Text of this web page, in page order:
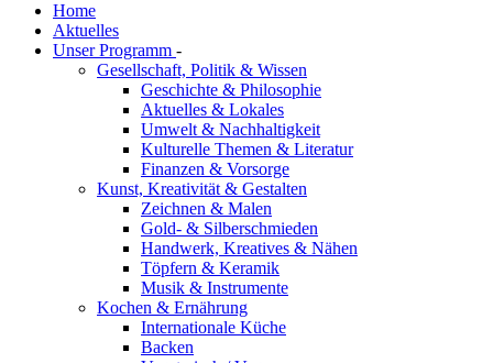
Home
Aktuelles
Unser Programm -
Gesellschaft, Politik & Wissen
Geschichte & Philosophie
Aktuelles & Lokales
Umwelt & Nachhaltigkeit
Kulturelle Themen & Literatur
Finanzen & Vorsorge
Kunst, Kreativität & Gestalten
Zeichnen & Malen
Gold- & Silberschmieden
Handwerk, Kreatives & Nähen
Töpfern & Keramik
Musik & Instrumente
Kochen & Ernährung
Internationale Küche
Backen